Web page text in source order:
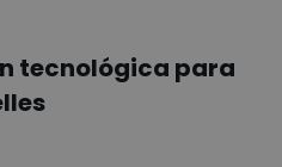
tecnológica para